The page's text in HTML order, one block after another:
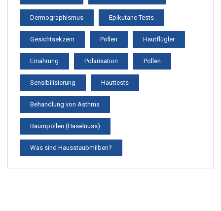
Dermographismus Epikutane Tests
Gesichtsekzem Pollen Hautflügler
Ernährung Polarisation Pollen
Sensibilisierung Hauttests
Behandlung von Asthma
Baumpollen (Haselnuss)
Was sind Hausstaubmilben?